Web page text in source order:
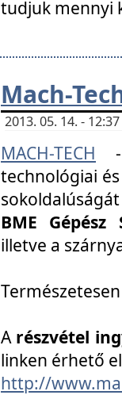
tudjuk mennyi
Mach-
2013. 05. 14. -
MACH-TECH
technológiai
BME
illetve a
A részvétel
linken érhető
http://